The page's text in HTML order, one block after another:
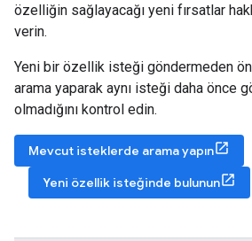
özelliğin sağlayacağı yeni fırsatlar
verin.
Yeni bir özellik isteği göndermeden
arama yaparak aynı isteği daha önce
olmadığını kontrol edin.
Mevcut isteklerde arama yapın
Yeni özellik isteğinde bulunun